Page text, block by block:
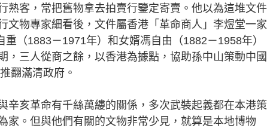
熟客，常把舊物拿去拍賣行鑒定寄賣。他以為這堆文件
文物專家細看後，文件屬香港「革命商人」李煜堂一家
（1883－1971年）和女婿馮自由（1882－1958年）
，三人從商之餘，以香港為據點，協助孫中山策動中國
翻滿清政府。
辛亥革命有千絲萬縷的關係，多次武裝起義都在本港策
家。但與他們有關的文物非常少見，就算是本地博物